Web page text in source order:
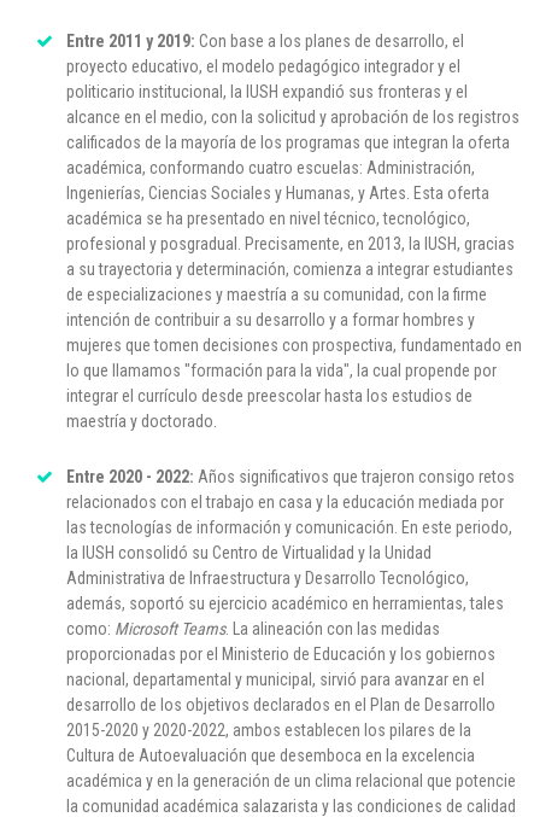
Entre 2011 y 2019: Con base a los planes de desarrollo, el
proyecto educativo, el modelo pedagógico integrador y el
politicario institucional, la IUSH expandió sus fronteras y el
alcance en el medio, con la solicitud y aprobación de los registros
calificados de la mayoría de los programas que integran la oferta
académica, conformando cuatro escuelas: Administración,
Ingenierías, Ciencias Sociales y Humanas, y Artes. Esta oferta
académica se ha presentado en nivel técnico, tecnológico,
profesional y posgradual. Precisamente, en 2013, la IUSH, gracias
a su trayectoria y determinación, comienza a integrar estudiantes
de especializaciones y maestría a su comunidad, con la firme
intención de contribuir a su desarrollo y a formar hombres y
mujeres que tomen decisiones con prospectiva, fundamentado en
lo que llamamos "formación para la vida", la cual propende por
integrar el currículo desde preescolar hasta los estudios de
maestría y doctorado.
Entre 2020 - 2022: Años significativos que trajeron consigo retos
relacionados con el trabajo en casa y la educación mediada por
las tecnologías de información y comunicación. En este periodo,
la IUSH consolidó su Centro de Virtualidad y la Unidad
Administrativa de Infraestructura y Desarrollo Tecnológico,
además, soportó su ejercicio académico en herramientas, tales
como: Microsoft Teams. La alineación con las medidas
proporcionadas por el Ministerio de Educación y los gobiernos
nacional, departamental y municipal, sirvió para avanzar en el
desarrollo de los objetivos declarados en el Plan de Desarrollo
2015-2020 y 2020-2022, ambos establecen los pilares de la
Cultura de Autoevaluación que desemboca en la excelencia
académica y en la generación de un clima relacional que potencie
la comunidad académica salazarista y las condiciones de calidad